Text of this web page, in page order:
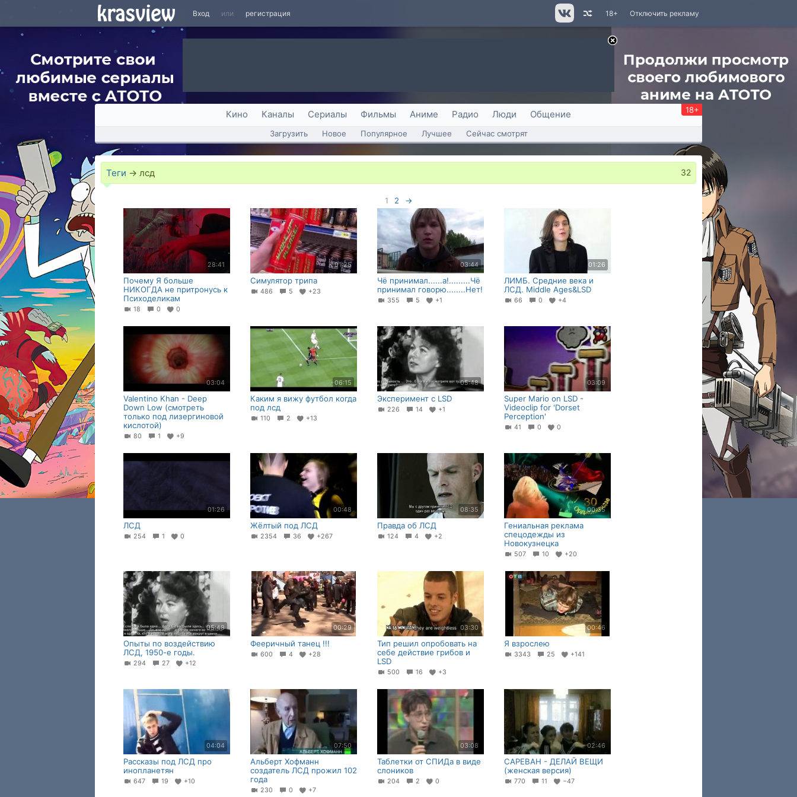
Вход или регистрация Отключить рекламу
18+
Кино Каналы Сериалы Фильмы Аниме Радио Люди Общение 18+
Загрузить Новое Популярное Лучшее Сейчас смотрят
Теги → лсд 32
1 2 →
28:41
Почему Я больше
НИКОГДА не притронусь к
Психоделикам
18 0 0
01:25
Симулятор трипа
486 5 +23
03:44
Чё принимал......а!.........Чё
принимал говорю........Нет!
355 5 +1
01:26
ЛИМБ. Средние века и
ЛСД. Middle Ages&LSD
66 0 +4
03:04
Valentino Khan - Deep
Down Low (смотреть
только под лизергиновой
кислотой)
80 1 +9
06:15
Каким я вижу футбол когда
под лсд
110 2 +13
05:48
Эксперимент с LSD
226 14 +1
03:09
Super Mario on LSD -
Videoclip for 'Dorset
Perception'
41 0 0
01:26
ЛСД
254 1 0
00:48
Жёлтый под ЛСД
2354 36 +267
08:35
Правда об ЛСД
124 4 +2
00:35
Гениальная реклама
спецодежды из
Новокузнецка
507 10 +20
05:48
Опыты по воздействию
ЛСД, 1950-е годы.
294 27 +12
00:29
Фееричный танец !!!
600 4 +28
03:30
Тип решил опробовать на
себе действие грибов и
LSD
500 16 +3
00:46
Я взрослею
3343 25 +141
04:04
Рассказы под ЛСД про
инопланетян
647 19 +10
07:50
Альберт Хофманн
создатель ЛСД прожил 102
года
230 0 +7
03:08
Таблетки от СПИДа в виде
слоников
204 2 0
02:46
САРЕВАН - ДЕЛАЙ ВЕЩИ
(женская версия)
770 11 −47